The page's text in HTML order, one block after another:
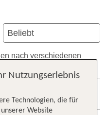
nach verschiedenen
Nutzungserlebnis
Technologien, die für
Website